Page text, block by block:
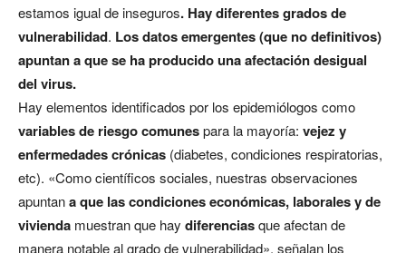
estamos igual de inseguros. Hay diferentes grados de
vulnerabilidad. Los datos emergentes (que no definitivos)
apuntan a que se ha producido una afectación desigual
del virus.
Hay elementos identificados por los epidemiólogos como
variables de riesgo comunespara la mayoría: vejez y
enfermedades crónicas (diabetes, condiciones respiratorias,
etc). «Como científicos sociales, nuestras observaciones
apuntana que las condiciones económicas, laborales y de
vivienda muestran que hay diferenciasque afectan de
manera notable al grado de vulnerabilidad», señalan los